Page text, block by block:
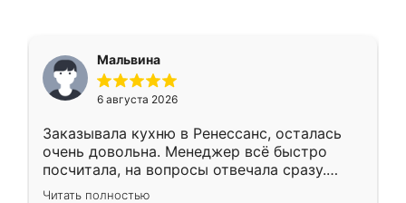
Мальвина
6 августа 2026
Заказывала кухню в Ренессанс, осталась
очень довольна. Менеджер всё быстро
посчитала, на вопросы отвечала сразу.
Замерщик приехал в субботу, подошёл к
Читать полностью